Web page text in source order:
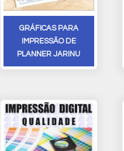
GRÁFICAS PARA
IMPRESSÃO DE
PLANNER JARINU